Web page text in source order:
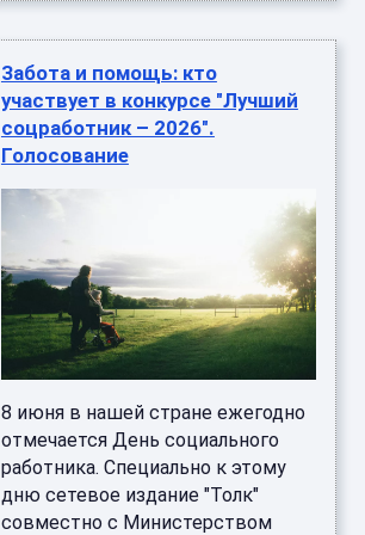
Забота и помощь: кто
участвует в конкурсе "Лучший
соцработник – 2026".
Голосование
8 июня в нашей стране ежегодно
отмечается День социального
работника. Специально к этому
дню сетевое издание "Толк"
совместно с Министерством